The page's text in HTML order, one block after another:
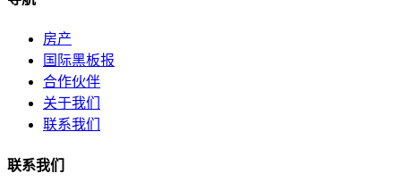
房产
国际黑板报
合作伙伴
关于我们
联系我们
联系我们